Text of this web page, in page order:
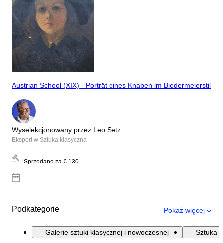
Austrian School (XIX) - Porträt eines Knaben im Biedermeierstil
Wyselekcjonowany przez Leo Setz
Ekspert w Sztuka klasyczna
Sprzedano za € 130
Podkategorie Pokaż więcej
Galerie sztuki klasycznej i nowoczesnej Sztuka